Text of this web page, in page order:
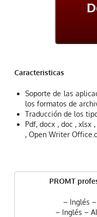
Caracteristicas
Soporte de las
los formatos de
Traducción de los
Pdf, docx , doc , xlsx
, Open Writer
PROMT
– Inglés
– Inglés –